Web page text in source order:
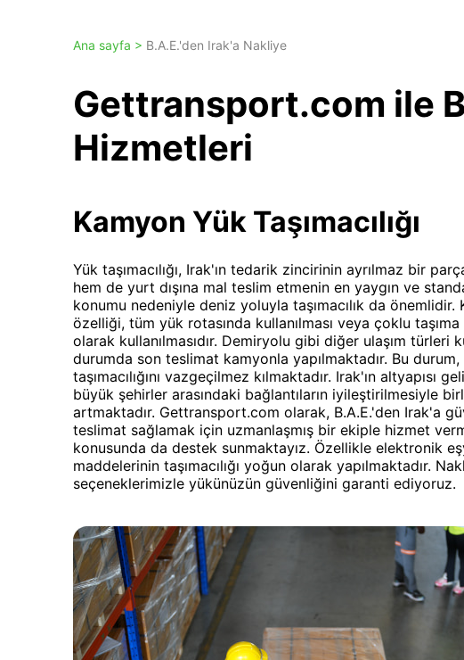
Ana sayfa > B.A.E.'den Irak'a Nakliye
Gettransport.com ile
Hizmetleri
Kamyon Yük Taşımacılığı
Yük taşımacılığı, Irak'ın tedarik zincirinin ayrılmaz bir
hem de yurt dışına mal teslim etmenin en yaygın ve
konumu nedeniyle deniz yoluyla taşımacılık da önemlidir.
özelliği, tüm yük rotasında kullanılması veya çoklu
olarak kullanılmasıdır. Demiryolu gibi diğer ulaşım türleri
durumda son teslimat kamyonla yapılmaktadır. Bu
taşımacılığını vazgeçilmez kılmaktadır. Irak'ın altyapısı
büyük şehirler arasındaki bağlantıların iyileştirilmesiyle
artmaktadır. Gettransport.com olarak, B.A.E.'den Irak'a
teslimat sağlamak için uzmanlaşmış bir ekiple hizmet
konusunda da destek sunmaktayız. Özellikle elektronik
maddelerinin taşımacılığı yoğun olarak yapılmaktadır.
seçeneklerimizle yükünüzün güvenliğini garanti ediyoruz.